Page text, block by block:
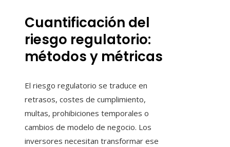
Cuantificación del
riesgo regulatorio:
métodos y métricas
El riesgo regulatorio se traduce en
retrasos, costes de cumplimiento,
multas, prohibiciones temporales o
cambios de modelo de negocio. Los
inversores necesitan transformar ese